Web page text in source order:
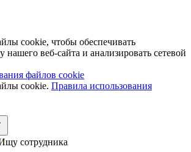
cookie, чтобы обеспечивать
нашего веб-сайта и анализировать сетевой
файлов cookie
cookie. Правила использования
сотрудника